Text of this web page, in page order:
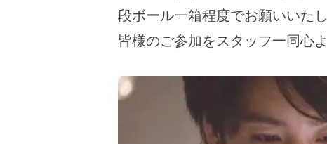
段ボール一箱程度でお願いいた
皆様のご参加をスタッフ一同心